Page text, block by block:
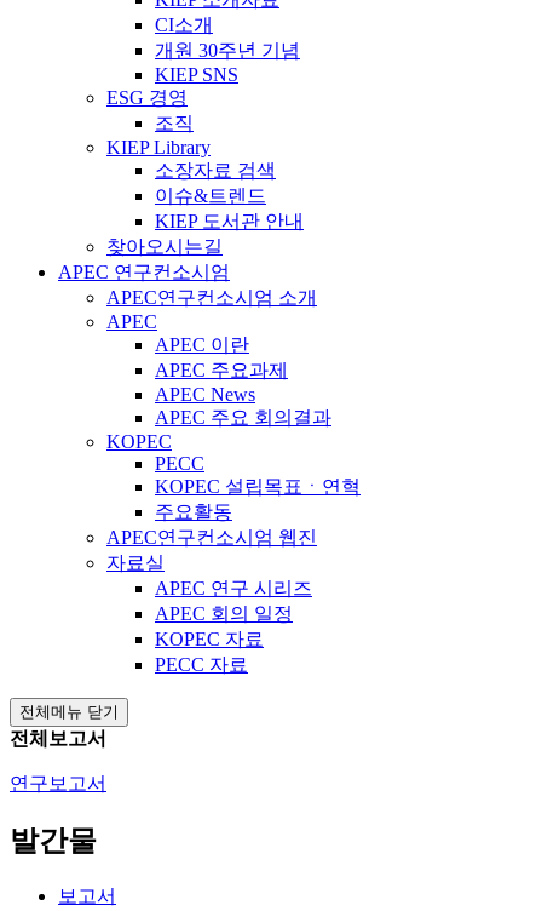
CI소개
개원 30주년 기념
KIEP SNS
ESG 경영
조직
KIEP Library
소장자료 검색
이슈&트렌드
KIEP 도서관 안내
찾아오시는길
APEC 연구컨소시엄
APEC연구컨소시엄 소개
APEC
APEC 이란
APEC 주요과제
APEC News
APEC 주요 회의결과
KOPEC
PECC
KOPEC 설립목표ㆍ연혁
주요활동
APEC연구컨소시엄 웹진
자료실
APEC 연구 시리즈
APEC 회의 일정
KOPEC 자료
PECC 자료
전체메뉴 닫기
전체보고서
연구보고서
발간물
보고서